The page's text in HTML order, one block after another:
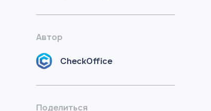
Автор
CheckOffice
Поделиться